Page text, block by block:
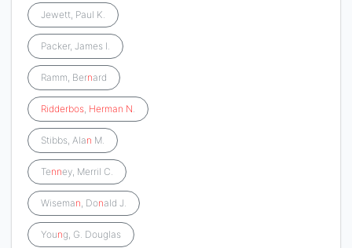
Jewett, Paul K.
Packer, James I.
Ramm, Bernard
Ridderbos, Herman N.
Stibbs, Alan M.
Tenney, Merril C.
Wiseman, Donald J.
Young, G. Douglas